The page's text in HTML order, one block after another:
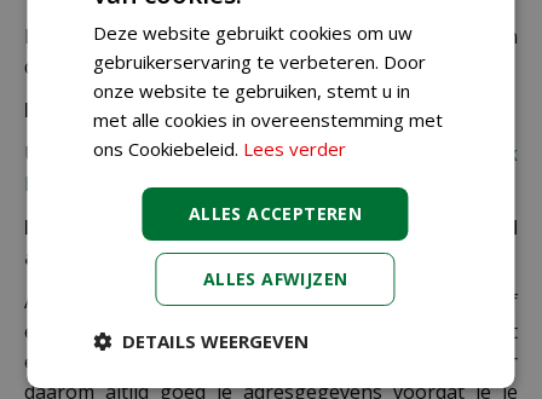
De juiste verzendkosten worden in de laatste stap van
de winkelwagen berekend.
Bezorgkosten overige landen:
Uiteraard verzenden wij ook buiten Nederland,
bekijk
hier de verzendkosten.
Let op: extra kosten bij niet ophalen of verkeerd
adres
Als je je pakket niet ophaalt bij een PostNL-punt of
een verkeerd afleveradres invult, zijn wij genoodzaakt
extra kosten in rekening te brengen. Controleer
daarom altijd goed je adresgegevens voordat je je
Deze website gebruikt cookies om uw
gebruikerservaring te verbeteren. Door
onze website te gebruiken, stemt u in
met alle cookies in overeenstemming met
ons Cookiebeleid. Lees verder
ALLES ACCEPTEREN
ALLES AFWIJZEN
DETAILS WEERGEVEN